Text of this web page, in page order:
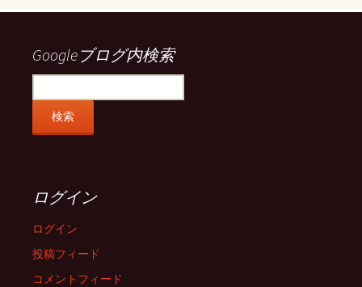
示
Googleブログ内検索
ログイン
ログイン
投稿フィード
コメントフィード